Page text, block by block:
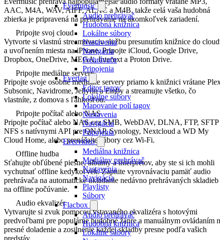
Evermusic
Audio prehrávač
Hudobná knižnica
Lokálne súbory
Nastavenia
Navigácia
Prehrávače
Pripojenia
Evertag
Editor tagov
Lokálne súbory
Mapovanie polí tagov
Nastavenia
Navigácia
Pripojenia
Evervideo
Mediálna knižnica
Mediálny prehrávač
Nastavenia
Navigácia
Playlisty
Súbory
Flacbox
Audio prehrávač
Hudobná knižnica
Lokálne súbory
AAC, M4A, WAV, AIFF, ALAC a M4B, takže celá vaša hudobná
zbierka je pripravená na prehrávanie na akomkoľvek zariadení.
Pripojte svoj cloud
Vytvorte si vlastnú streamovaciu službu presunutím knižnice do
a uvoľnením miesta na iPhone. Pripojte iCloud, Google Drive,
Dropbox, OneDrive, MEGA, Internxt a Proton Drive.
Pripojte mediálne servery
Pripojte svoje osobné mediálne servery priamo k knižnici vrátane
Subsonic, Navidrome, Jellyfin a Emby a streamujte všetko, čo
vlastníte, z domova s ľahkosťou.
Pripojte počítač alebo NAS
Pripojte počítač alebo NAS cez SMB, WebDAV, DLNA, FTP, SFTP
NFS s natívnymi API pre QNAP, Synology, Nextcloud a WD My
Cloud Home, alebo prenášajte súbory cez Wi-Fi.
Offline hudba
Sťahujte obľúbené piesne, albumy a interpretov, aby ste si ich mohli
vychutnať offline kedykoľvek. Zapnite vyrovnávaciu pamäť audio
prehrávača na automatické ukladanie nedávno prehrávaných skladieb
na offline počúvanie.
Audio ekvalizér
Vytvarujte si zvuk pomocou vstavaného ekvalizéra s hotovými
predvoľbami pre populárne hudobné žánre a manuálnym ovládaním
presné doladenie a zosilnenie každej skladby presne podľa vašich
predstáv.